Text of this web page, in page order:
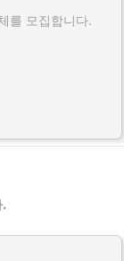
를 모집합니다.
.